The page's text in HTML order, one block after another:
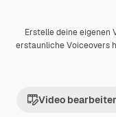
Premium
Erstelle deine eigenen
erstaunliche Voiceovers
Video